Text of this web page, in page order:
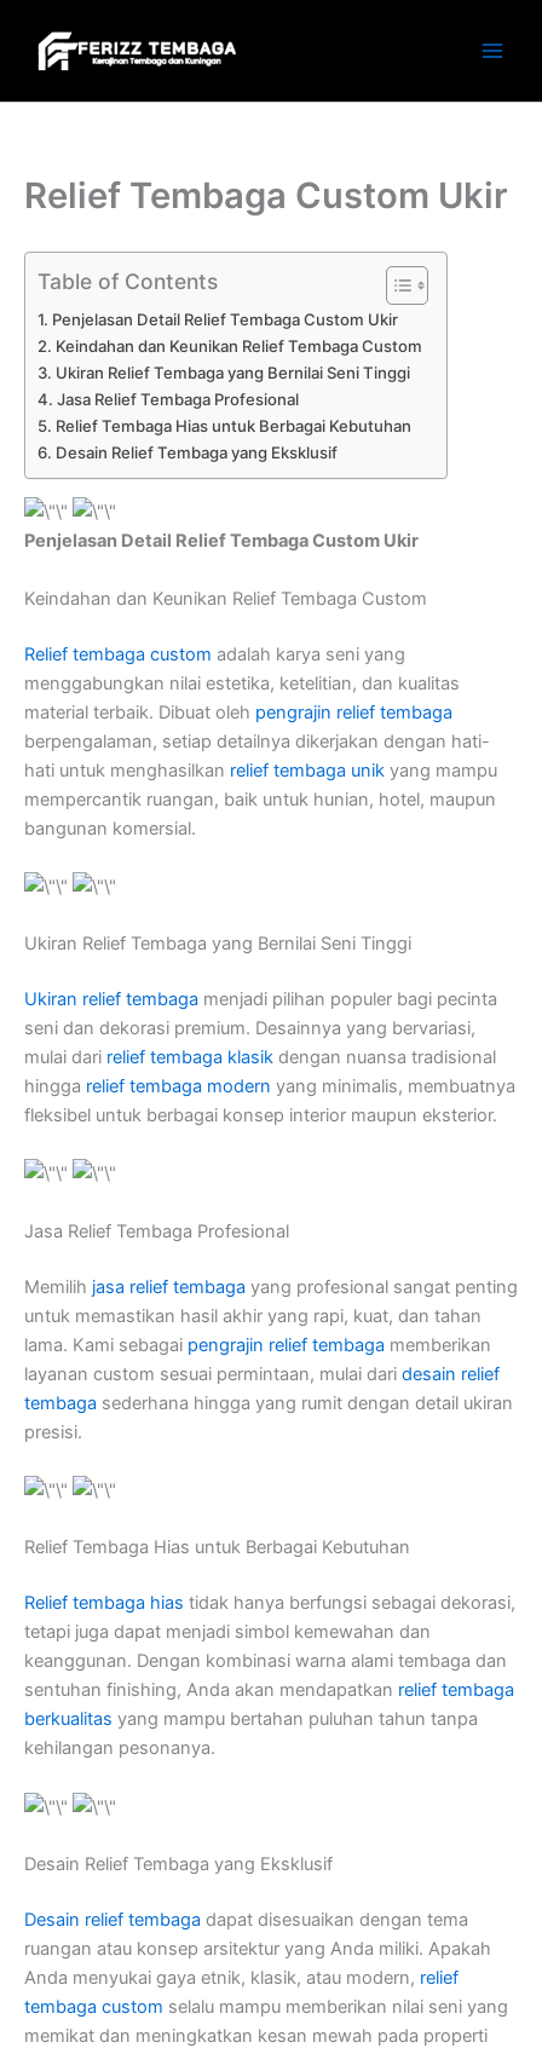
content
Relief Tembaga Custom Ukir
Table of Contents
Penjelasan Detail Relief Tembaga Custom Ukir
Keindahan dan Keunikan Relief Tembaga Custom
Ukiran Relief Tembaga yang Bernilai Seni Tinggi
Jasa Relief Tembaga Profesional
Relief Tembaga Hias untuk Berbagai Kebutuhan
Desain Relief Tembaga yang Eksklusif
Penjelasan Detail Relief Tembaga Custom Ukir
Keindahan dan Keunikan Relief Tembaga Custom
Relief tembaga custom adalah karya seni yang
menggabungkan nilai estetika, ketelitian, dan kualitas
material terbaik. Dibuat oleh pengrajin relief tembaga
berpengalaman, setiap detailnya dikerjakan dengan hati-
hati untuk menghasilkan relief tembaga unik yang mampu
mempercantik ruangan, baik untuk hunian, hotel, maupun
bangunan komersial.
Ukiran Relief Tembaga yang Bernilai Seni Tinggi
Ukiran relief tembaga menjadi pilihan populer bagi pecinta
seni dan dekorasi premium. Desainnya yang bervariasi,
mulai dari relief tembaga klasik dengan nuansa tradisional
hingga relief tembaga modern yang minimalis, membuatnya
fleksibel untuk berbagai konsep interior maupun eksterior.
Jasa Relief Tembaga Profesional
Memilih jasa relief tembaga yang profesional sangat penting
untuk memastikan hasil akhir yang rapi, kuat, dan tahan
lama. Kami sebagai pengrajin relief tembaga memberikan
layanan custom sesuai permintaan, mulai dari desain relief
tembaga sederhana hingga yang rumit dengan detail ukiran
presisi.
Relief Tembaga Hias untuk Berbagai Kebutuhan
Relief tembaga hias tidak hanya berfungsi sebagai dekorasi,
tetapi juga dapat menjadi simbol kemewahan dan
keanggunan. Dengan kombinasi warna alami tembaga dan
sentuhan finishing, Anda akan mendapatkan relief tembaga
berkualitas yang mampu bertahan puluhan tahun tanpa
kehilangan pesonanya.
Desain Relief Tembaga yang Eksklusif
Desain relief tembaga dapat disesuaikan dengan tema
ruangan atau konsep arsitektur yang Anda miliki. Apakah
Anda menyukai gaya etnik, klasik, atau modern, relief
tembaga custom selalu mampu memberikan nilai seni yang
memikat dan meningkatkan kesan mewah pada properti